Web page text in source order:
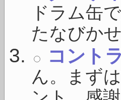
ドラム缶
たなびか
コントラ
ん。まず